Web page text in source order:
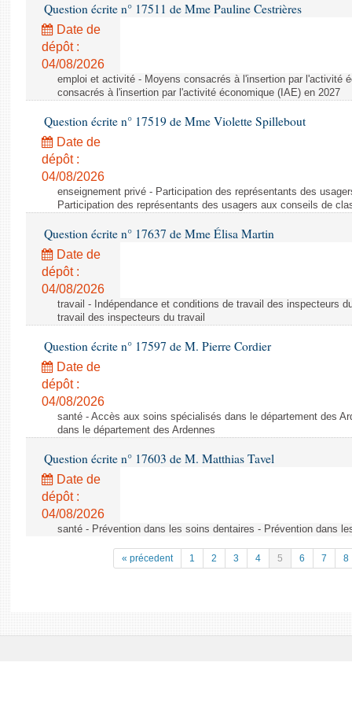
Question écrite n° 17511 de Mme Pauline Cestrières
Date de
dépôt :
04/08/2026
emploi et activité - Moyens consacrés à l'insertion par l'activité
consacrés à l'insertion par l'activité économique (IAE) en 2027
Question écrite n° 17519 de Mme Violette Spillebout
Date de
dépôt :
04/08/2026
enseignement privé - Participation des représentants des
Participation des représentants des usagers aux conseils de
Question écrite n° 17637 de Mme Élisa Martin
Date de
dépôt :
04/08/2026
travail - Indépendance et conditions de travail des inspecteurs
travail des inspecteurs du travail
Question écrite n° 17597 de M. Pierre Cordier
Date de
dépôt :
04/08/2026
santé - Accès aux soins spécialisés dans le département des
dans le département des Ardennes
Question écrite n° 17603 de M. Matthias Tavel
Date de
dépôt :
04/08/2026
santé - Prévention dans les soins dentaires - Prévention dans
« précedent 1 2 3 4 5 6 7 8